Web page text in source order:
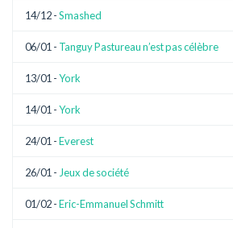
14/12 -Smashed
06/01 - Tanguy Pastureau n’est pas célèbre
13/01 -York
14/01 -York
24/01 -Everest
26/01 - Jeux de société
01/02 -Eric-Emmanuel Schmitt